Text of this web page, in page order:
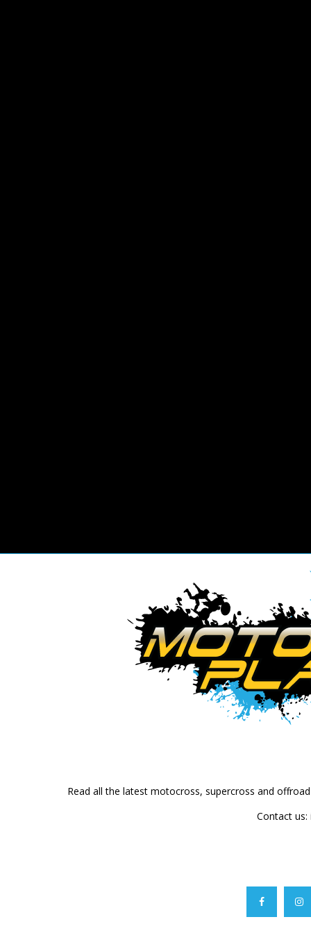
Read all the latest motocross, supercross and
Contact us: